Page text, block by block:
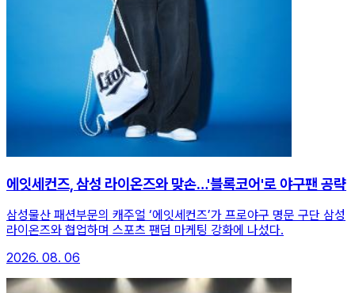
에잇세컨즈, 삼성 라이온즈와 맞손…'블록코어'로 야구팬 공략
삼성물산 패션부문의 캐주얼 ‘에잇세컨즈’가 프로야구 명문 구단 삼성
라이온즈와 협업하며 스포츠 팬덤 마케팅 강화에 나섰다.
2026. 08. 06